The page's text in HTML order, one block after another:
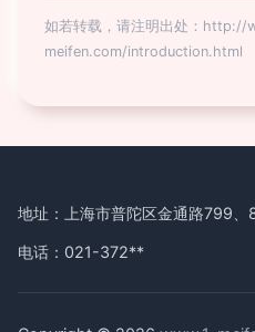
如若转载，请注明出处：http://
meifen.com/introduction.html
地址：上海市普陀区金通路799
电话：021-372**